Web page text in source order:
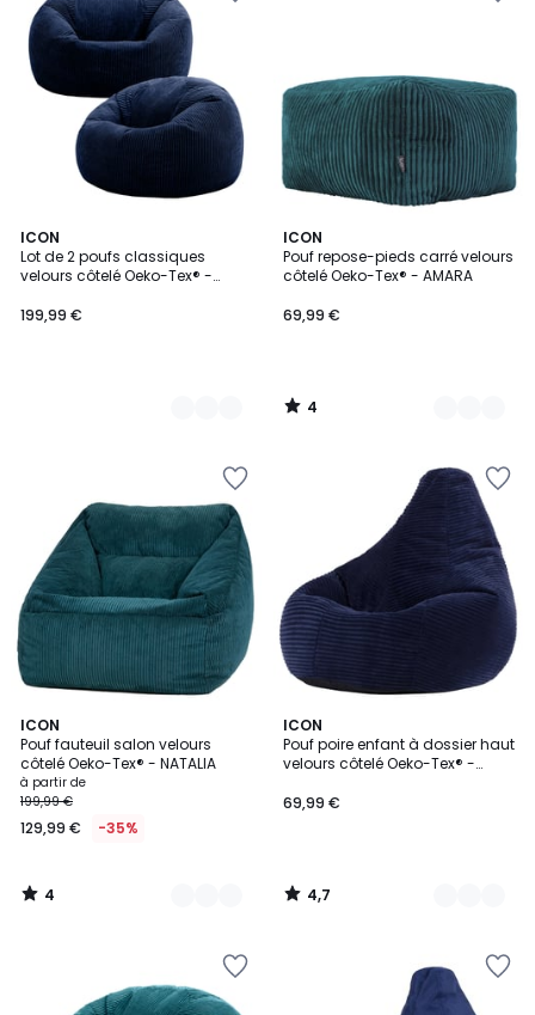
ICON
Lot de 2 poufs classiques
velours côtelé Oeko-Tex® -
199,99 €
9
Couleurs
ICON
Pouf repose-pieds carré velours
côtelé Oeko-Tex® - AMARA
69,99 €
4
/
5
10
Couleurs
4
/
ICON
Pouf fauteuil salon velours
côtelé Oeko-Tex® - NATALIA
à partir de
199,99 €
129,99 € -35%
4
/
5
8
Couleurs
4
/
ICON
Pouf poire enfant à dossier haut
velours côtelé Oeko-Tex® -
69,99 €
4,7
/ 5
9
Couleurs
4,7
/